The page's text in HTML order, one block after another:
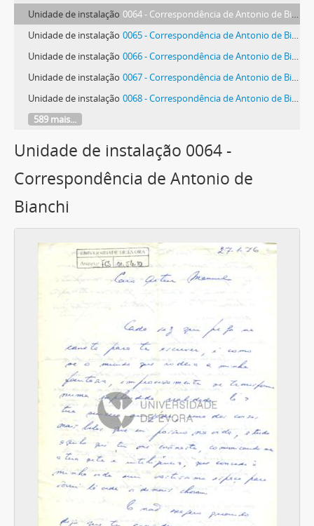
Unidade de instalação 0064 - Correspondência de Antonio de Bianchi
Unidade de instalação 0065 - Correspondência de Antonio de Bianchi
Unidade de instalação 0066 - Correspondência de Antonio de Bianchi
Unidade de instalação 0067 - Correspondência de Antonio de Bianchi
Unidade de instalação 0068 - Correspondência de Antonio de Bianchi
589 mais...
Unidade de instalação 0064 -
Correspondência de Antonio de
Bianchi